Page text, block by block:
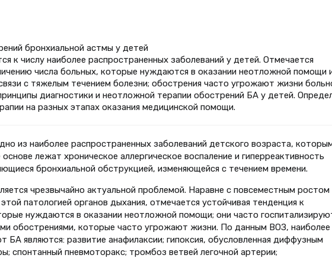
бронхиальной астмы у детей
к числу наиболее распространенных заболеваний у детей. Отмечается
числа больных, которые нуждаются в оказании неотложной помощи
с тяжелым течением болезни; обострения часто угрожают жизни
диагностики и неотложной терапии обострений БА у детей.
на разных этапах оказания медицинской помощи.
из наиболее распространенных заболеваний детского возраста,
лежат хроническое аллергическое воспаление и гиперреактивность
бронхиальной обструкцией, изменяющейся с течением времени.
чрезвычайно актуальной проблемой. Наравне с повсеместным ростом
патологией органов дыхания, отмечается устойчивая тенденция к
нуждаются в оказании неотложной помощи; они часто
обострениями, которые часто угрожают жизни. По данным ВОЗ, наиболее
БА являются: развитие анафилаксии; гипоксия, обусловленная диффузным
спонтанный пневмоторакс; тромбоз ветвей легочной артерии;